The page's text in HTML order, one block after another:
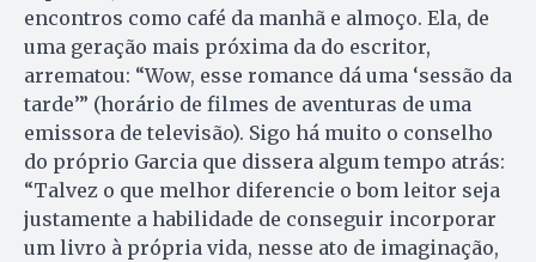
encontros como café da manhã e almoço. Ela, de
uma geração mais próxima da do escritor,
arrematou: “Wow, esse romance dá uma ‘sessão da
tarde’” (horário de filmes de aventuras de uma
emissora de televisão). Sigo há muito o conselho
do próprio Garcia que dissera algum tempo atrás:
“Talvez o que melhor diferencie o bom leitor seja
justamente a habilidade de conseguir incorporar
um livro à própria vida, nesse ato de imaginação,